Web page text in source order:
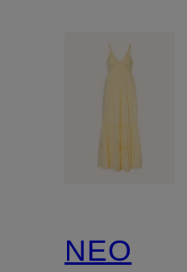
NEO